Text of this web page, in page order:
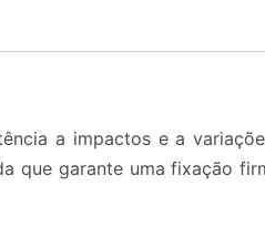
a impactos e a
que garante uma fixação